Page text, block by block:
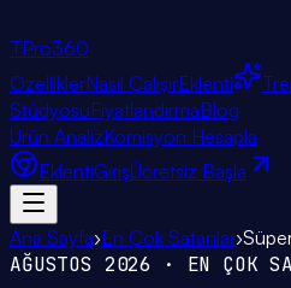
TPro360
ÖzelliklerNasıl ÇalışırEklenti
StüdyosuFiyatlandırmaBlog
Ürün AnalizKomisyon Hesapla
EklentiGirişÜcretsiz Başla
Ana Sayfa›En Çok Satanlar›
AĞUSTOS 2026 · EN ÇOK